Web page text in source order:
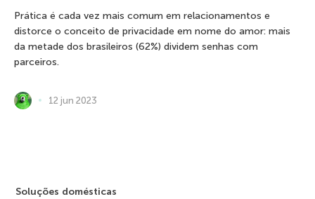
Prática é cada vez mais comum em relacionamentos e
distorce o conceito de privacidade em nome do amor: mais
da metade dos brasileiros (62%) dividem senhas com
parceiros.
12 jun 2023
Soluções domésticas